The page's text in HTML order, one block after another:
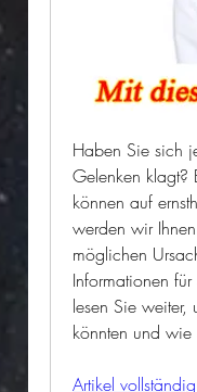
Haben Sie sich
Gelenken klagt?
können auf
werden wir
möglichen
Informationen
lesen Sie
könnten und wie
Artikel vollständig